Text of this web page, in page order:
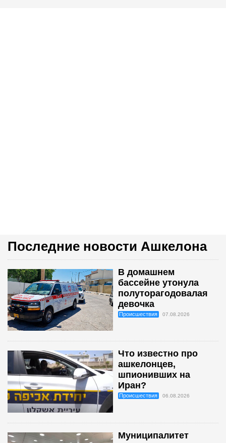
Последние новости Ашкелона
В домашнем
бассейне утонула
полуторагодовалая
девочка
Происшествия 07.08.2026
Что известно про
ашкелонцев,
шпионивших на
Иран?
Происшествия 06.08.2026
Муниципалитет